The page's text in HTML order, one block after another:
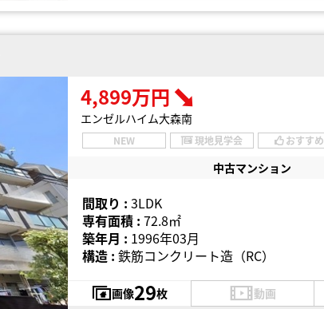
4,899万円
エンゼルハイム大森南
NEW 現地見学会 おすすめ
中古マンション
間取り : 3LDK
専有面積 : 72.8㎡
築年月 : 1996年03月
構造 : 鉄筋コンクリート造（RC）
画像29枚 動画